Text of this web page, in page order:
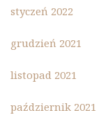
styczeń 2022
grudzień 2021
listopad 2021
październik 2021